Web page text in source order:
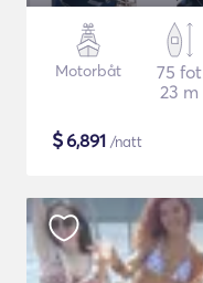
Motorbåt
75 fot
23 m
$6,891 /natt